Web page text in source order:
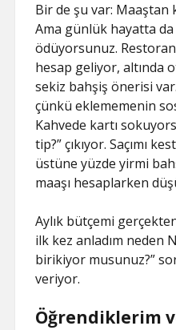
Bir de şu var: Maaştan
Ama günlük hayatta
ödüyorsunuz.
hesap geliyor, altında
sekiz bahşiş önerisi
çünkü eklememenin
Kahvede kartı
tip?” çıkıyor. Saçımı
üstüne yüzde yirmi
maaşı hesaplarken
Aylık bütçemi
ilk kez anladım neden
birikiyor musunuz?”
veriyor.
Öğrendiklerim